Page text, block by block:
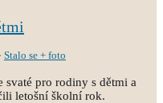
Stalo se + foto
svaté pro rodiny s dětmi a
letošní školní rok.